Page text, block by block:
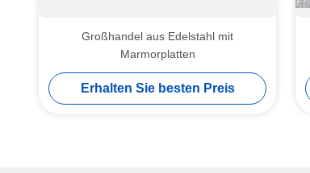
Großhandel aus Edelstahl mit
Marmorplatten
Erhalten Sie besten Preis